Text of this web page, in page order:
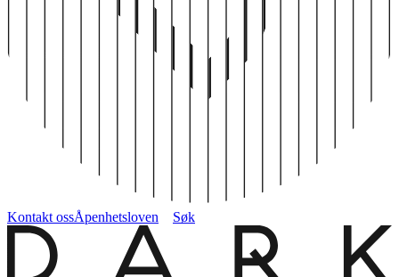
Kontakt ossÅpenhetsloven Søk